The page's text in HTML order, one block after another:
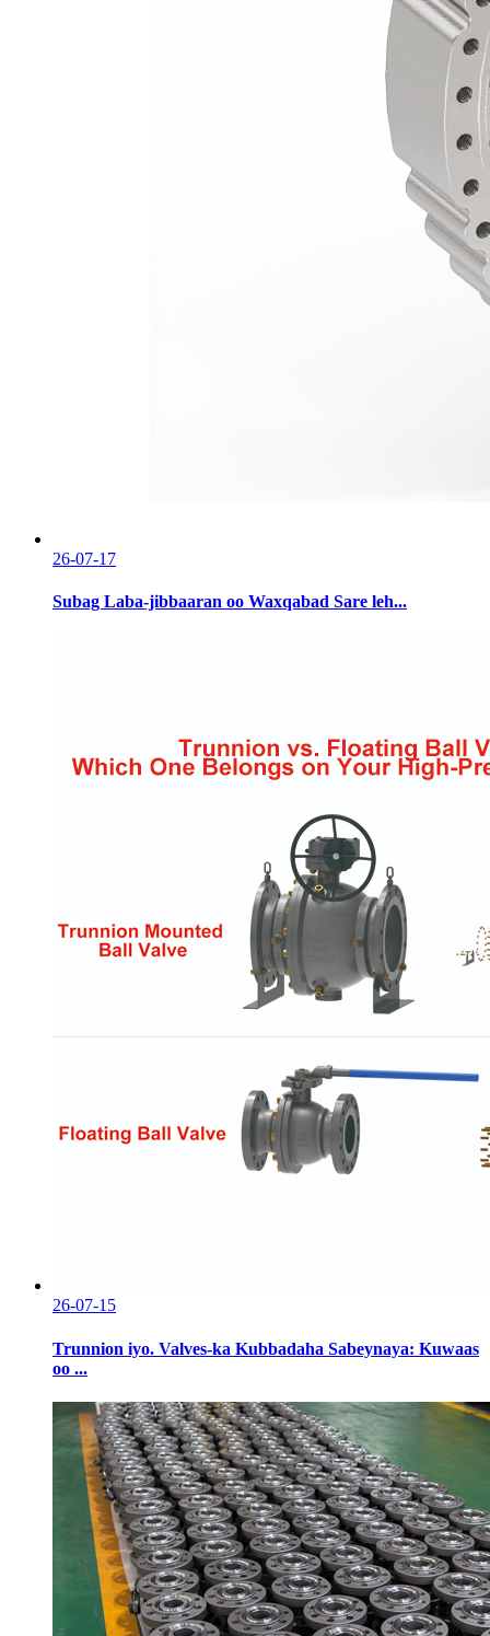
26-07-17
Subag Laba-jibbaaran oo Waxqabad Sare leh...
26-07-15
Trunnion iyo. Valves-ka Kubbadaha Sabeynaya: Kuwaas
oo ...